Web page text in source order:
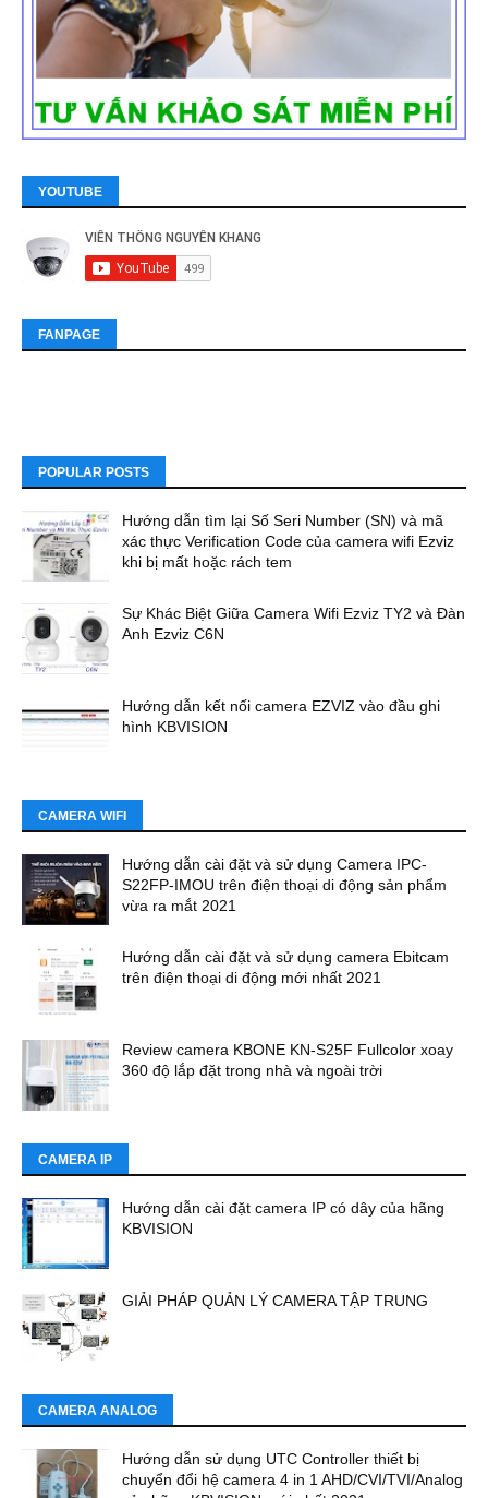
YOUTUBE
FANPAGE
POPULAR POSTS
Hướng dẫn tìm lại Số Seri Number (SN) và mã
xác thực Verification Code của camera wifi Ezviz
khi bị mất hoặc rách tem
Sự Khác Biệt Giữa Camera Wifi Ezviz TY2 và Đàn
Anh Ezviz C6N
Hướng dẫn kết nối camera EZVIZ vào đầu ghi
hình KBVISION
CAMERA WIFI
Hướng dẫn cài đặt và sử dụng Camera IPC-
S22FP-IMOU trên điện thoại di động sản phẩm
vừa ra mắt 2021
Hướng dẫn cài đặt và sử dụng camera Ebitcam
trên điện thoại di động mới nhất 2021
Review camera KBONE KN-S25F Fullcolor xoay
360 độ lắp đặt trong nhà và ngoài trời
CAMERA IP
Hướng dẫn cài đặt camera IP có dây của hãng
KBVISION
GIẢI PHÁP QUẢN LÝ CAMERA TẬP TRUNG
CAMERA ANALOG
Hướng dẫn sử dụng UTC Controller thiết bị
chuyển đổi hệ camera 4 in 1 AHD/CVI/TVI/Analog